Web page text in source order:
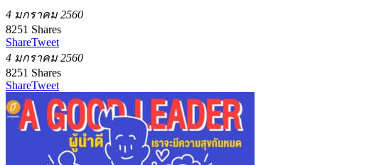
4 มกราคม 2560
8251 Shares
ShareTweet
4 มกราคม 2560
8251 Shares
ShareTweet